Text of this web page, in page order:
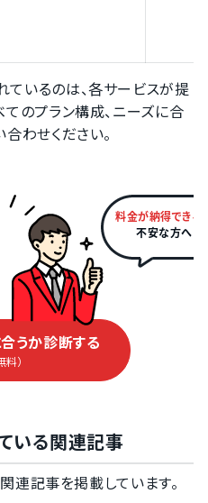
いるのは、各サービスが提
てのプラン構成、ニーズに合
わせください。
料金が納得できる
不安な方へ
うか診断する
料）
いる関連記事
記事を掲載しています。